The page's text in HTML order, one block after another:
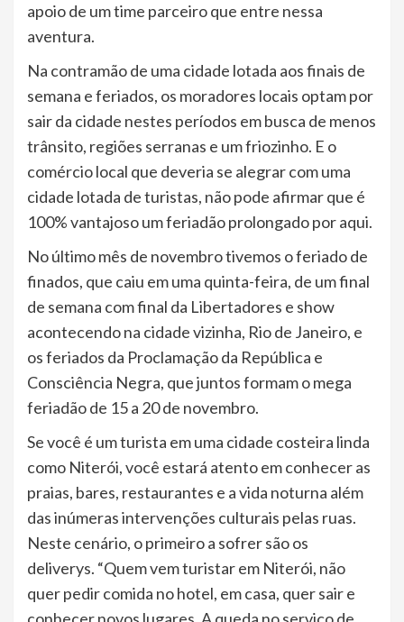
apoio de um time parceiro que entre nessa
aventura.
Na contramão de uma cidade lotada aos finais de
semana e feriados, os moradores locais optam por
sair da cidade nestes períodos em busca de menos
trânsito, regiões serranas e um friozinho. E o
comércio local que deveria se alegrar com uma
cidade lotada de turistas, não pode afirmar que é
100% vantajoso um feriadão prolongado por aqui.
No último mês de novembro tivemos o feriado de
finados, que caiu em uma quinta-feira, de um final
de semana com final da Libertadores e show
acontecendo na cidade vizinha, Rio de Janeiro, e
os feriados da Proclamação da República e
Consciência Negra, que juntos formam o mega
feriadão de 15 a 20 de novembro.
Se você é um turista em uma cidade costeira linda
como Niterói, você estará atento em conhecer as
praias, bares, restaurantes e a vida noturna além
das inúmeras intervenções culturais pelas ruas.
Neste cenário, o primeiro a sofrer são os
deliverys. “Quem vem turistar em Niterói, não
quer pedir comida no hotel, em casa, quer sair e